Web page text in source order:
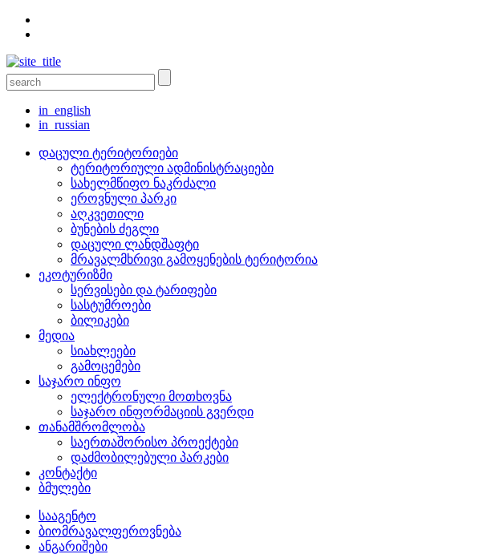
in_english
in_russian
დაცული ტერიტორიები
ტერიტორიული ადმინისტრაციები
სახელმწიფო ნაკრძალი
ეროვნული პარკი
აღკვეთილი
ბუნების ძეგლი
დაცული ლანდშაფტი
მრავალმხრივი გამოყენების ტერიტორია
ეკოტურიზმი
სერვისები და ტარიფები
სასტუმროები
ბილიკები
მედია
სიახლეები
გამოცემები
საჯარო ინფო
ელექტრონული მოთხოვნა
საჯარო ინფორმაციის გვერდი
თანამშრომლობა
საერთაშორისო პროექტები
დაძმობილებული პარკები
კონტაქტი
ბმულები
სააგენტო
ბიომრავალფეროვნება
ანგარიშები